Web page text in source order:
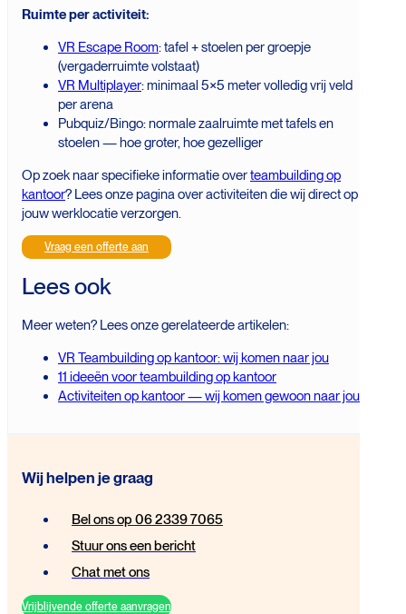
Ruimte per activiteit:
VR Escape Room: tafel + stoelen per groepje
(vergaderruimte volstaat)
VR Multiplayer: minimaal 5×5 meter volledig vrij veld
per arena
Pubquiz/Bingo: normale zaalruimte met tafels en
stoelen — hoe groter, hoe gezelliger
Op zoek naar specifieke informatie overteambuilding op
kantoor? Lees onze pagina over activiteiten die wij direct op
jouw werklocatie verzorgen.
Vraag een offerte aan
Lees ook
Meer weten? Lees onze gerelateerde artikelen:
VR Teambuilding op kantoor: wij komen naar jou
11 ideeën voor teambuilding op kantoor
Activiteiten op kantoor — wij komen gewoon naar jou
Wij helpen je graag
Bel ons op 06 2339 7065
Stuur ons een bericht
Chat met ons
Vrijblijvende offerte aanvragen